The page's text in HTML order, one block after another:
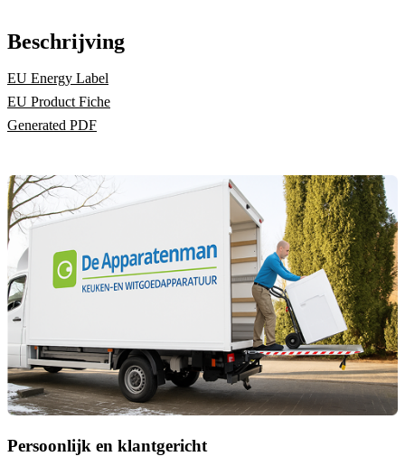
Beschrijving
EU Energy Label
EU Product Fiche
Generated PDF
Persoonlijk en klantgericht